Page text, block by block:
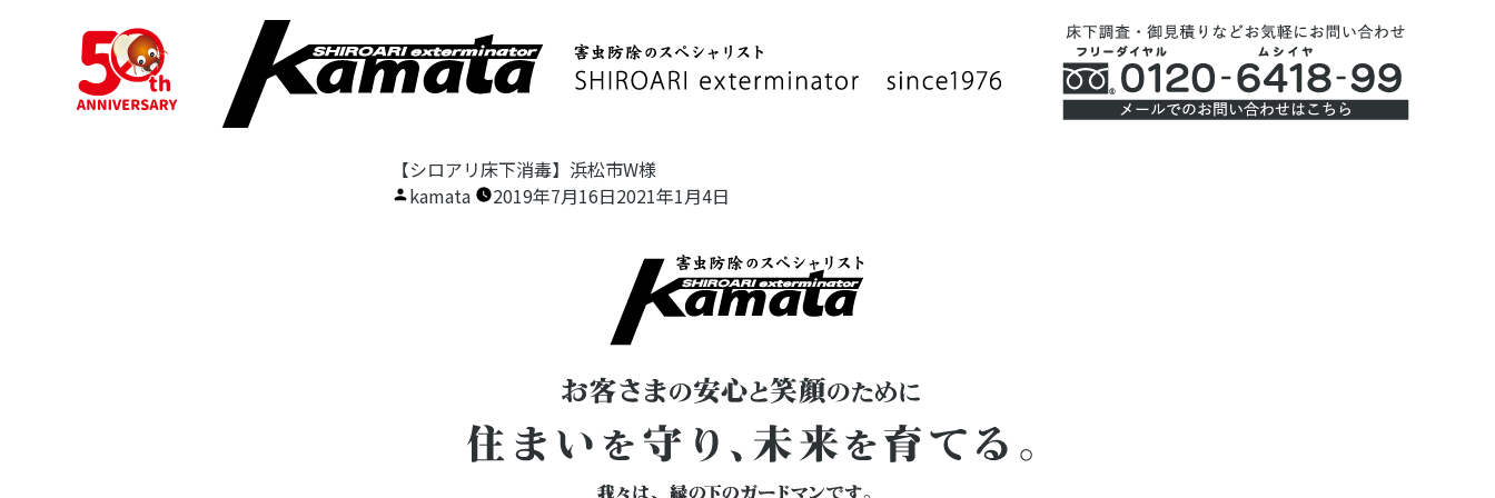
【シロアリ床下消毒】浜松市W様
投
kamata 2019年7月16日2021年1月4日